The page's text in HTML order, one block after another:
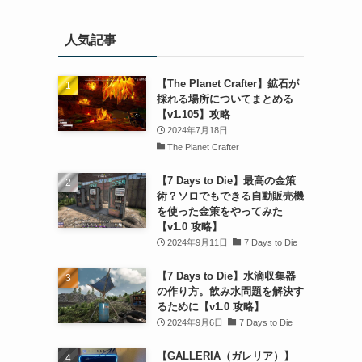
人気記事
【The Planet Crafter】鉱石が
採れる場所についてまとめる
【v1.105】攻略
2024年7月18日
The Planet Crafter
【7 Days to Die】最高の金策
術？ソロでもできる自動販売機
を使った金策をやってみた
【v1.0 攻略】
2024年9月11日 7 Days to Die
【7 Days to Die】水滴収集器
の作り方。飲み水問題を解決す
るために【v1.0 攻略】
2024年9月6日 7 Days to Die
【GALLERIA（ガレリア）】